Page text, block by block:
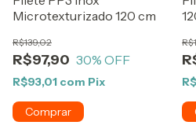
Microtexturizado 120 cm
R$97,90
R$139,02
30% OFF
R$93,01 com Pix